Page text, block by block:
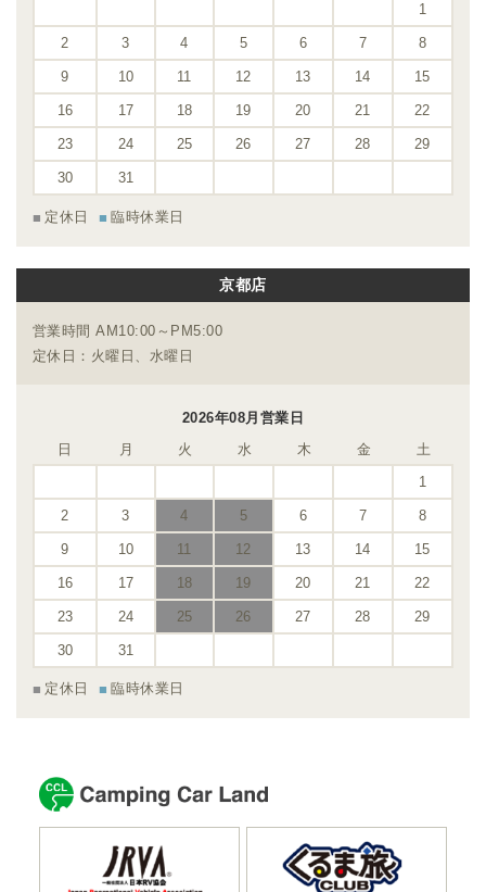
1
2 3 4 5 6 7 8
9 10 11 12 13 14 15
16 17 18 19 20 21 22
23 24 25 26 27 28 29
30 31
定休日 臨時休業日
京都店
営業時間 AM10:00～PM5:00
定休日：火曜日、水曜日
2026年08月営業日
日
月 火 水 木 金
土
1
2 3 4 5 6 7 8
9 10 11 12 13 14 15
16 17 18 19 20 21 22
23 24 25 26 27 28 29
30 31
定休日 臨時休業日